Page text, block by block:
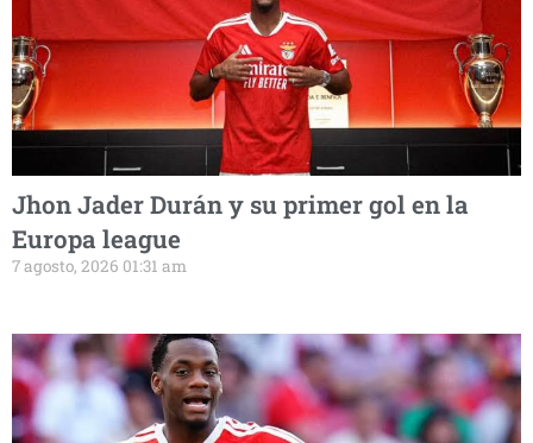
Jhon Jader Durán y su primer gol en la
Europa league
7 agosto, 2026 01:31 am